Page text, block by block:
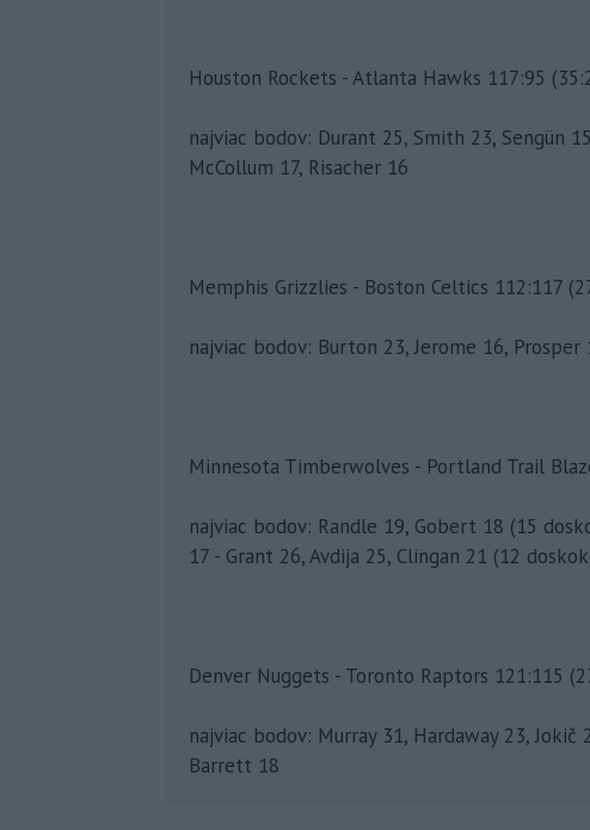
Houston Rockets - Atlanta Hawks 117:95
najviac bodov: Durant 25, Smith 23, Sengün
McCollum 17, Risacher 16
Memphis Grizzlies - Boston Celtics 112:117
najviac bodov: Burton 23, Jerome 16,
Minnesota Timberwolves - Portland Trail
najviac bodov: Randle 19, Gobert 18 (15
17 - Grant 26, Avdija 25, Clingan 21 (12
Denver Nuggets - Toronto Raptors 121:115
najviac bodov: Murray 31, Hardaway 23,
Barrett 18